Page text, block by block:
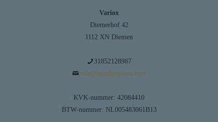
Variox
Diemerhof 42
1112 XN Diemen
31852128987
info@huisdierplaza.com
KVK-nummer: 42084410
BTW-nummer: NL005483061B13